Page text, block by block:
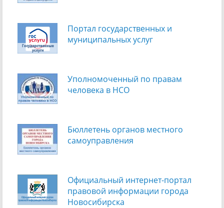
Портал государственных и
муниципальных услуг
Уполномоченный по правам
человека в НСО
Бюллетень органов местного
самоуправления
Официальный интернет-портал
правовой информации города
Новосибирска